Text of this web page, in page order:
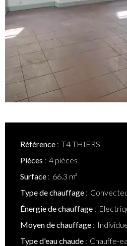
Référence
T4 THIERS
Pièces
4 pièces
Surface
66.3 m²
Type de chauffage
Énergie de chauffage
Moyen de chauffage
Type d'eau chaude
Chauffe-